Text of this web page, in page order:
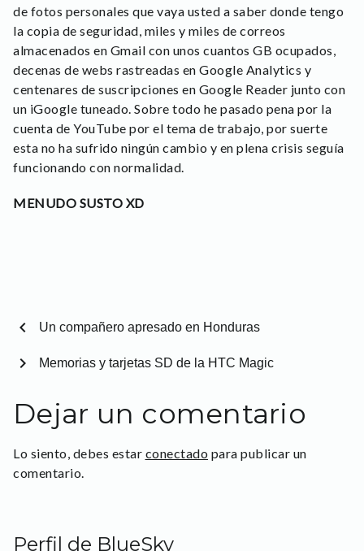
de fotos personales que vaya usted a saber donde tengo
la copia de seguridad, miles y miles de correos
almacenados en Gmail con unos cuantos GB ocupados,
decenas de webs rastreadas en Google Analytics y
centenares de suscripciones en Google Reader junto con
un iGoogle tuneado. Sobre todo he pasado pena por la
cuenta de YouTube por el tema de trabajo, por suerte
esta no ha sufrido ningún cambio y en plena crisis seguía
funcionando con normalidad.
MENUDO SUSTO XD
chevron_left Un compañero apresado en Honduras
Memorias y tarjetas SD de la HTC Magic
chevron_right
Dejar un comentario
Lo siento, debes estar conectado para publicar un
comentario.
Perfil de BlueSky